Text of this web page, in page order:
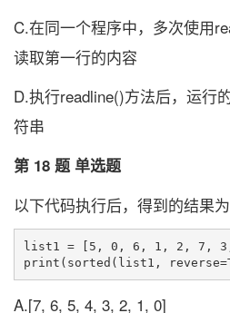
C.在同一个程序中，多次使用
读取第一行的内容
D.执行readline()方法后，运行
符串
第 18 题 单选题
以下代码执行后，得到的结果为
list1 = [5, 0, 6, 1, 2, 7,
A.[7, 6, 5, 4, 3, 2, 1, 0]